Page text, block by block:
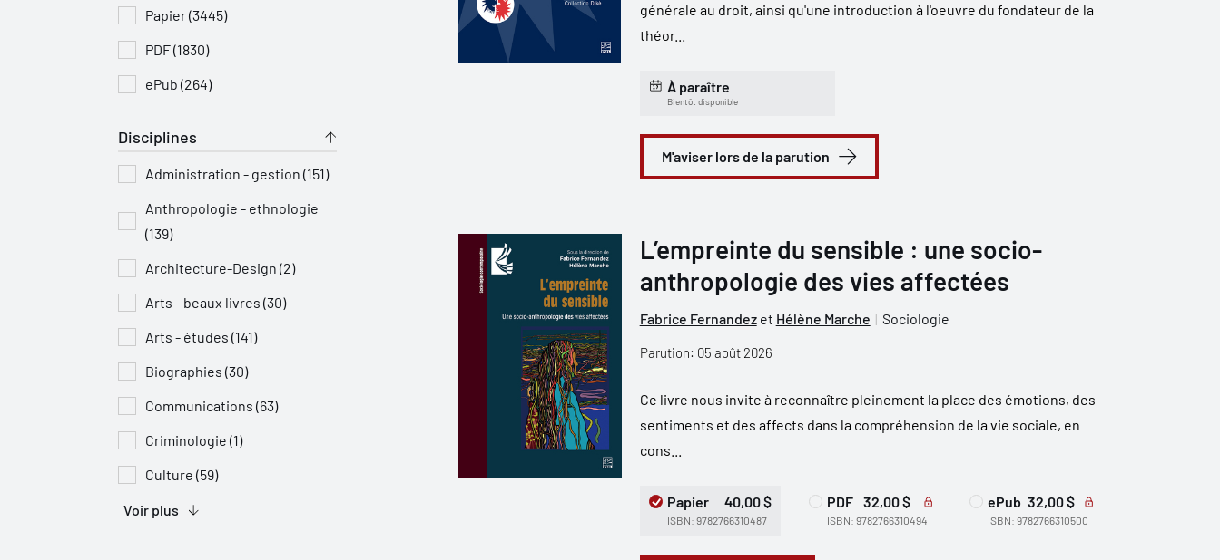
Papier (3445)
PDF (1830)
ePub (264)
Disciplines
Administration - gestion (151)
Anthropologie - ethnologie
(139)
Architecture-Design (2)
Arts - beaux livres (30)
Arts - études (141)
Biographies (30)
Communications (63)
Criminologie (1)
Culture (59)
Voir plus
générale au droit, ainsi qu'une introduction à l'oeuvre du fondateur de la
théor...
À paraître
Bientôt disponible
M'aviser lors de la parution
L’empreinte du sensible : une socio-
anthropologie des vies affectées
Fabrice Fernandezet Hélène Marche Sociologie
Parution: 05 août 2026
Ce livre nous invite à reconnaître pleinement la place des émotions, des
sentiments et des affects dans la compréhension de la vie sociale, en
cons...
Papier 40,00 $
ISBN: 9782766310487
PDF 32,00 $
ISBN: 9782766310494
ePub 32,00 $
ISBN: 9782766310500